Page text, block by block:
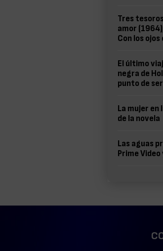
Tres
amor
Con los
El último
negra de
punto de
La mujer
de la novela
Las aguas
Prime